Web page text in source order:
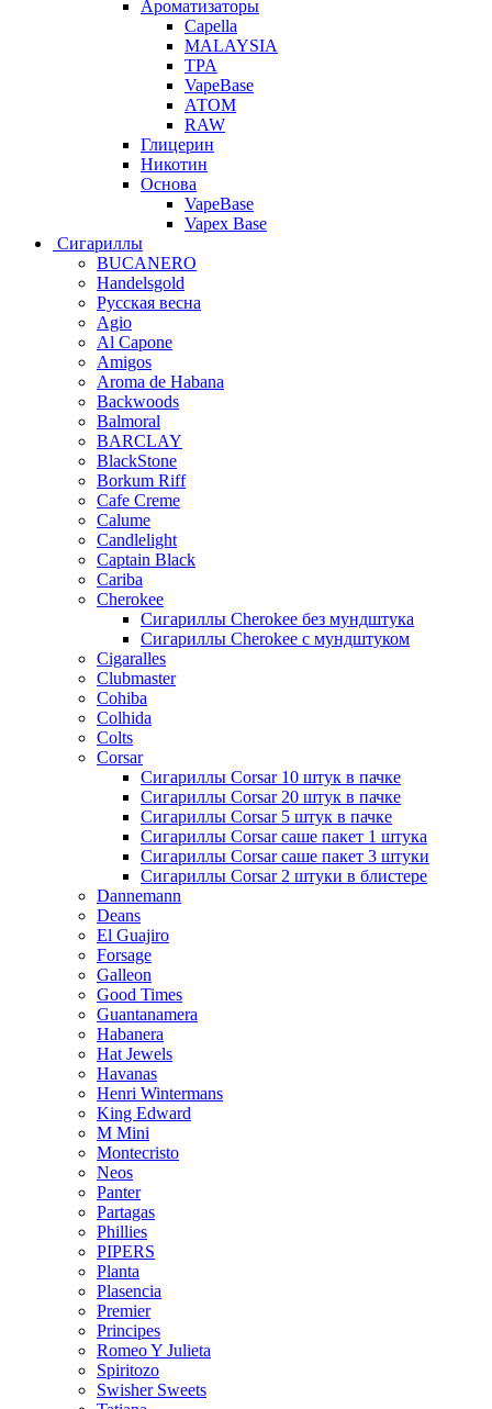
Ароматизаторы
Capella
MALAYSIA
TPA
VapeBase
АТОМ
RAW
Глицерин
Никотин
Основа
VapeBase
Vapex Base
Сигариллы
BUCANERO
Handelsgold
Русская весна
Agio
Al Capone
Amigos
Aroma de Habana
Backwoods
Balmoral
BARCLAY
BlackStone
Borkum Riff
Cafe Creme
Calume
Candlelight
Captain Black
Cariba
Cherokee
Сигариллы Cherokee без мундштука
Сигариллы Cherokee с мундштуком
Cigaralles
Clubmaster
Cohiba
Colhida
Colts
Corsar
Сигариллы Corsar 10 штук в пачке
Сигариллы Corsar 20 штук в пачке
Сигариллы Corsar 5 штук в пачке
Сигариллы Corsar саше пакет 1 штука
Сигариллы Corsar саше пакет 3 штуки
Сигариллы Corsar 2 штуки в блистере
Dannemann
Deans
El Guajiro
Forsage
Galleon
Good Times
Guantanamera
Habanera
Hat Jewels
Havanas
Henri Wintermans
King Edward
M Mini
Montecristo
Neos
Panter
Partagas
Phillies
PIPERS
Planta
Plasencia
Premier
Principes
Romeo Y Julieta
Spiritozo
Swisher Sweets